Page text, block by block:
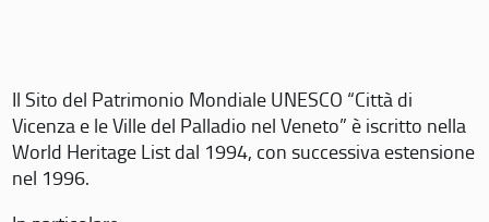
Il Sito del Patrimonio Mondiale UNESCO “Città di
Vicenza e le Ville del Palladio nel Veneto” è iscritto nella
World Heritage List dal 1994, con successiva estensione
nel 1996.